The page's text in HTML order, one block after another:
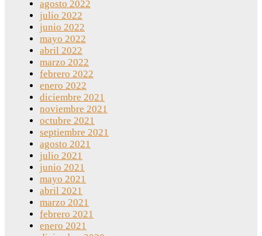
agosto 2022
julio 2022
junio 2022
mayo 2022
abril 2022
marzo 2022
febrero 2022
enero 2022
diciembre 2021
noviembre 2021
octubre 2021
septiembre 2021
agosto 2021
julio 2021
junio 2021
mayo 2021
abril 2021
marzo 2021
febrero 2021
enero 2021